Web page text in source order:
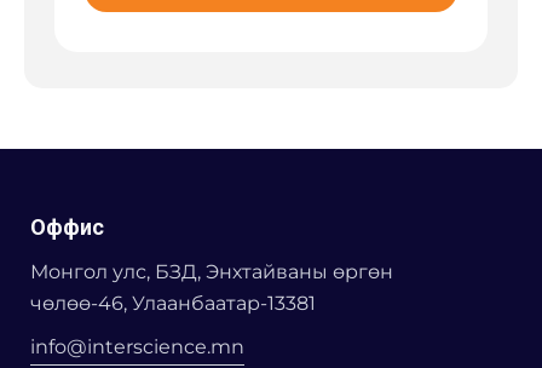
Оффис
Монгол улс, БЗД, Энхтайваны өргөн
чөлөө-46, Улаанбаатар-13381
info@interscience.mn